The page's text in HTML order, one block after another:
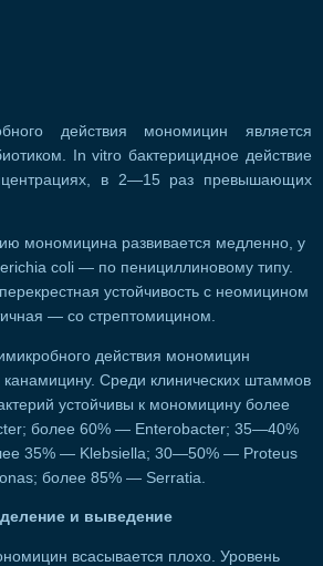
действия мономицин является
In vitro бактерицидное действие
в 2—15 раз превышающих
мономицина развивается медленно, у
coli — по пенициллиновому типу.
устойчивость с неомицином
— со стрептомицином.
действия мономицин
канамицину. Среди клинических штаммов
устойчивы к мономицину более
более 60% — Enterobacter; 35—40%
35% — Klebsiella; 30—50% — Proteus
более 85% — Serratia.
и выведение
всасывается плохо. Уровень